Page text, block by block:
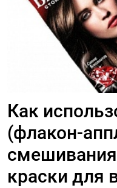
Как
(флакон-
краски для